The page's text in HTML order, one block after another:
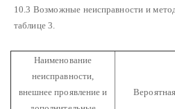
10.3 Возможные неисправности и
таблице 3.
Наименование
неисправности,
внешнее проявление и